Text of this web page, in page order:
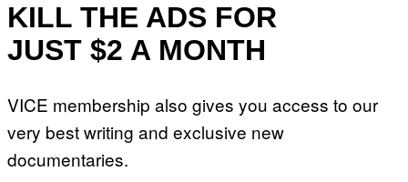
KILL THE ADS FOR
JUST $2 A MONTH
VICE membership also gives you access to our
very best writing and exclusive new
documentaries.